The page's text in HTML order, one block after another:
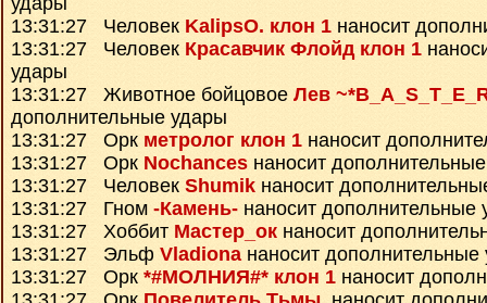
13:31:27 Человек KalipsO. клон 1 наносит
13:31:27 Человек Красавчик Флойд клон 1
удары
13:31:27 Животное бойцовое Лев
дополнительные удары
13:31:27 Орк метролог клон 1 наносит
13:31:27 Орк Nochances наносит
13:31:27 Человек Shumik наносит
13:31:27 Гном -Камень- наносит дополнительные
13:31:27 Хоббит Мастер_ок наносит
13:31:27 Эльф Vladionaнаносит дополнительные
13:31:27 Орк *#МОЛНИЯ#* клон 1 наносит